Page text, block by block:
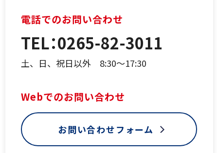
電話でのお問い合わせ
TEL：0265-82-3011
土、日、祝日以外 8:30～17:30
Webでのお問い合わせ
お問い合わせフォーム